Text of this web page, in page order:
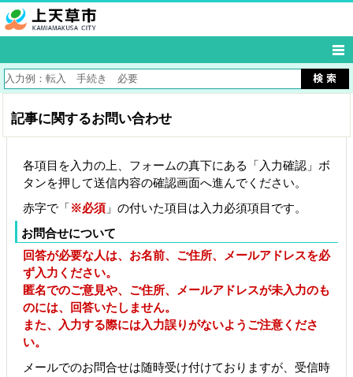
記事に関するお問い合わせ
各項目を入力の上、フォームの真下にある「入力確認」ボ
タンを押して送信内容の確認画面へ進んでください。
赤字で「※必須 」の付いた項目は入力必須項目です。
お問合せについて
回答が必要な人は、お名前、ご住所、メールアドレスを必
ず入力ください。
匿名でのご意見や、ご住所、メールアドレスが未入力のも
のには、回答いたしません。
また、入力する際には入力誤りがないようご注意くださ
い。
メールでのお問合せは随時受け付けておりますが、受信時